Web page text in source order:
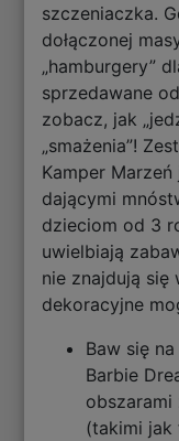
szczeniaczka.
dołączonej
„hamburgery”
sprzedawane
zobacz, jak
„smażenia”!
Kamper
dającymi
dzieciom od 3
uwielbiają
nie znajdują się
dekoracyjne
Baw się
Barbie
(takimi jak